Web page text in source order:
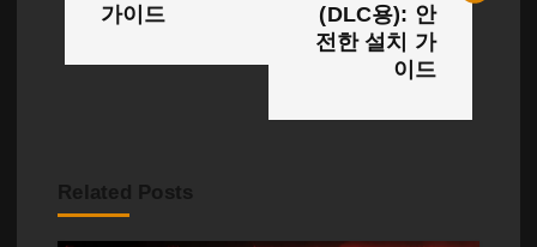
가이드
(DLC용): 안
전한 설치 가
이드
Related Posts